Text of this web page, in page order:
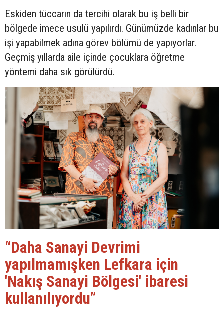
Eskiden tüccarın da tercihi olarak bu iş belli bir
bölgede imece usulü yapılırdı. Günümüzde kadınlar bu
işi yapabilmek adına görev bölümü de yapıyorlar.
Geçmiş yıllarda aile içinde çocuklara öğretme
yöntemi daha sık görülürdü.
“Daha Sanayi Devrimi
yapılmamışken Lefkara için
'Nakış Sanayi Bölgesi' ibaresi
kullanılıyordu”